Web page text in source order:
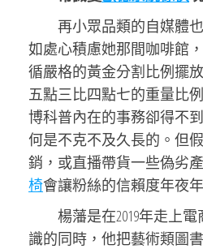
再小眾品類的自媒體
如處心積慮她那間咖啡館
循嚴格的黃金分割比例擺
五點三比四點七的重量比
博科普內在的事務卻得不
何是不克不及久長的。但
銷，或直播帶貨一些偽劣
椅會讓粉絲的信賴度年夜
楊藩是在2019年走上
識的同時，他把藝術類圖